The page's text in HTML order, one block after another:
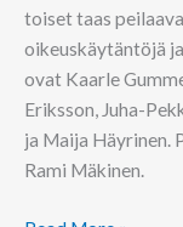
toiset taas
oikeuskäytäntöjä
ovat Kaarle
Eriksson, Juha-
ja Maija Häyrinen.
Rami Mäkinen.